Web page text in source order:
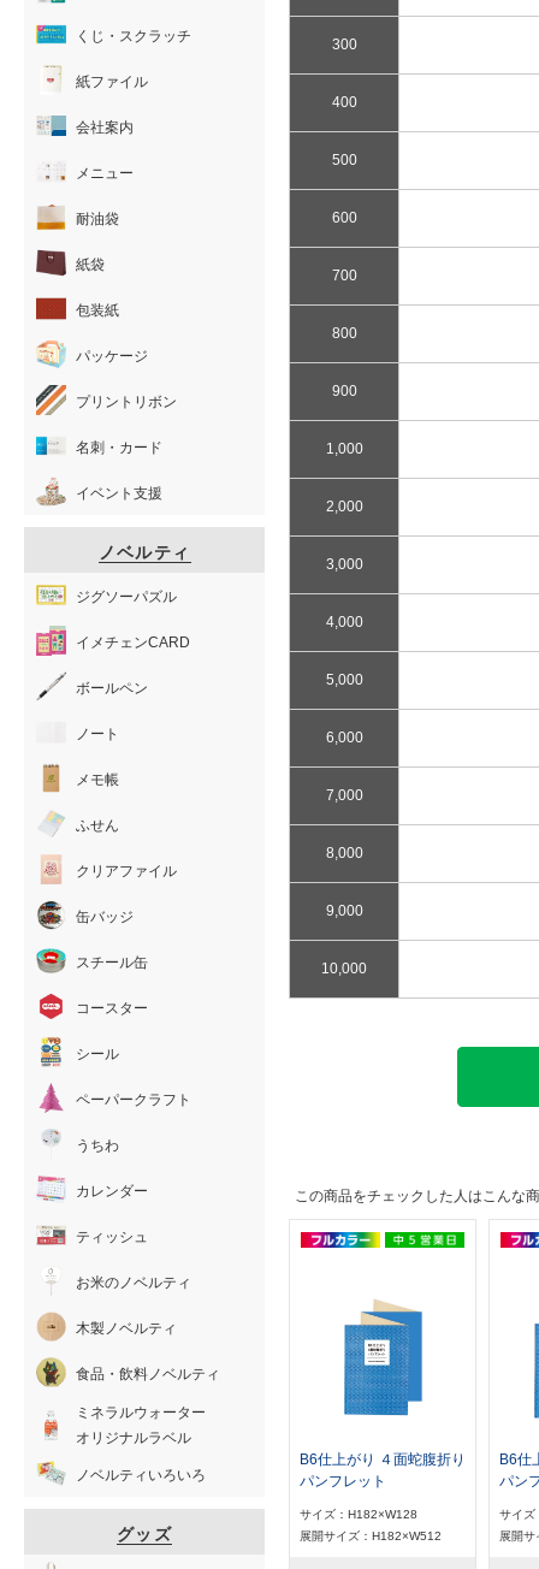
300
400
500
600
700
800
900
1,000
2,000
3,000
4,000
5,000
6,000
7,000
8,000
9,000
10,000
この商品をチェックした人はこんな
B6仕上がり ４面蛇腹折り
パンフレット
サイズ：H182×W128
展開サイズ：H182×W512
B6仕
パン
サイズ
展開
くじ・スクラッチ
紙ファイル
会社案内
メニュー
耐油袋
紙袋
包装紙
パッケージ
プリントリボン
名刺・カード
イベント支援
ノベルティ
ジグソーパズル
イメチェンCARD
ボールペン
ノート
メモ帳
ふせん
クリアファイル
缶バッジ
スチール缶
コースター
シール
ペーパークラフト
うちわ
カレンダー
ティッシュ
お米のノベルティ
木製ノベルティ
食品・飲料ノベルティ
ミネラルウォーター
オリジナルラベル
ノベルティいろいろ
グッズ